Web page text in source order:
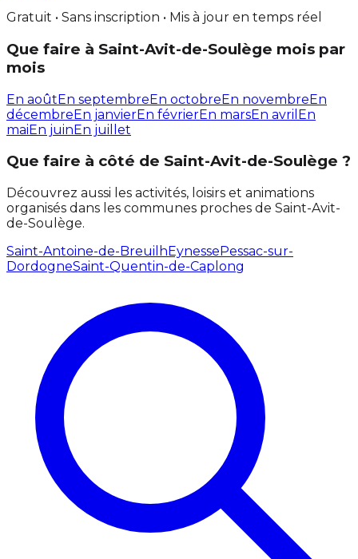
Gratuit • Sans inscription • Mis à jour en temps réel
Que faire à Saint-Avit-de-Soulège mois par
mois
En aoûtEn septembreEn octobreEn novembreEn
décembreEn janvierEn févrierEn marsEn avril En
maiEn juinEn juillet
Que faire à côté de Saint-Avit-de-Soulège ?
Découvrez aussi les activités, loisirs et animations
organisés dans les communes proches de Saint-Avit-
de-Soulège.
Saint-Antoine-de-BreuilhEynessePessac-sur-
DordogneSaint-Quentin-de-Caplong